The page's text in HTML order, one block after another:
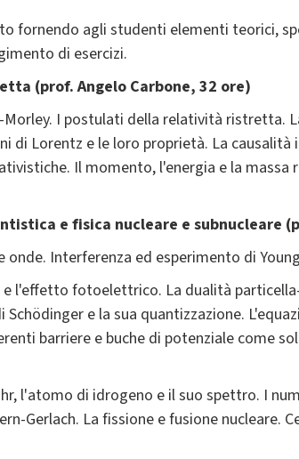
fornendo agli studenti elementi teorici,
di esercizi.
(prof. Angelo Carbone, 32 ore)
Morley. I postulati della relatività ristretta.
di Lorentz e le loro proprietà. La
Il momento, l'energia e la
e fisica nucleare e subnucleare
Interferenza ed esperimento di
e l'effetto fotoelettrico. La dualità
Schödinger e la sua quantizzazione.
barriere e buche di potenziale come
l'atomo di idrogeno e il suo spettro. I
Gerlach. La fissione e fusione nucleare.